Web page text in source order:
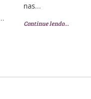
nas…
Continue lendo…